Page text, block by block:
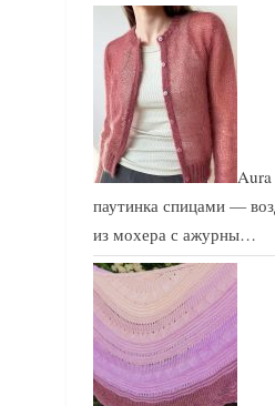
Aura
паутинка спицами —
из мохера с ажурны…